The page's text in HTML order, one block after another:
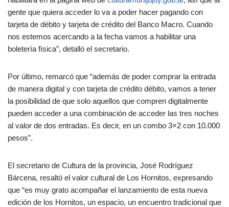
gente que quiera acceder lo va a poder hacer pagando con
tarjeta de débito y tarjeta de crédito del Banco Macro. Cuando
nos estemos acercando a la fecha vamos a habilitar una
boletería física”, detalló el secretario.
Por último, remarcó que “además de poder comprar la entrada
de manera digital y con tarjeta de crédito débito, vamos a tener
la posibilidad de que solo aquellos que compren digitalmente
pueden acceder a una combinación de acceder las tres noches
al valor de dos entradas. Es decir, en un combo 3×2 con 10.000
pesos”.
El secretario de Cultura de la provincia, José Rodríguez
Bárcena, resaltó el valor cultural de Los Hornitos, expresando
que “es muy grato acompañar el lanzamiento de esta nueva
edición de los Hornitos, un espacio, un encuentro tradicional que